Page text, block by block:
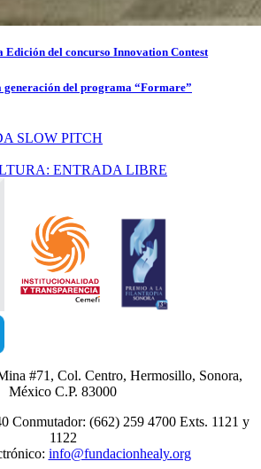
del concurso Innovation Contest
generación del programa “Formare”
SLOW PITCH
ENTRADA LIBRE
#71, Col. Centro, Hermosillo, Sonora,
México C.P. 83000
Conmutador: (662) 259 4700 Exts. 1121 y
1122
info@fundacionhealy.org